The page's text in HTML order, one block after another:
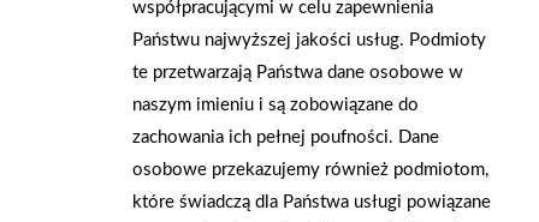
współpracę oraz wsparcie, które miało istotny wpływ na
rozwój naszej firmy. Z dumą patrzymy na nasze osiągnięcia i z
optymizmem wchodzimy w kolejne lata działalności — gotowi
stawiać czoła nowym wyzwaniom oraz dalej budować silną
pozycję na lokalnym rynku materiałów budowlanych.
AKTUALNOŚCI
współpracującymi w celu zapewnienia
Państwu najwyższej jakości usług. Podmioty
te przetwarzają Państwa dane osobowe w
naszym imieniu i są zobowiązane do
zachowania ich pełnej poufności. Dane
osobowe przekazujemy również podmiotom,
które świadczą dla Państwa usługi powiązane